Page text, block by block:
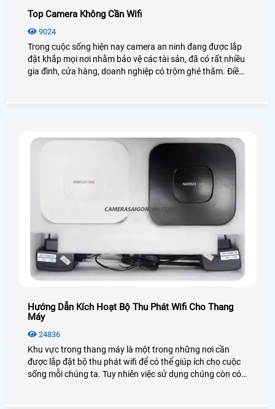
Top Camera Không Cần Wifi
9024
Trong cuộc sống hiện nay camera an ninh đang được lắp
đặt khắp mọi nơi nhằm bảo vệ các tài sản, đã có rất nhiều
gia đình, cửa hàng, doanh nghiệp có trộm ghé thăm. Điều
Hướng Dẫn Kích Hoạt Bộ Thu Phát Wifi Cho Thang
Máy
24836
Khu vực trong thang máy là một trong những nơi cần
được lắp đặt bộ thu phát wifi để có thể giúp ích cho cuộc
sống mỗi chúng ta. Tuy nhiên việc sử dụng chúng còn có